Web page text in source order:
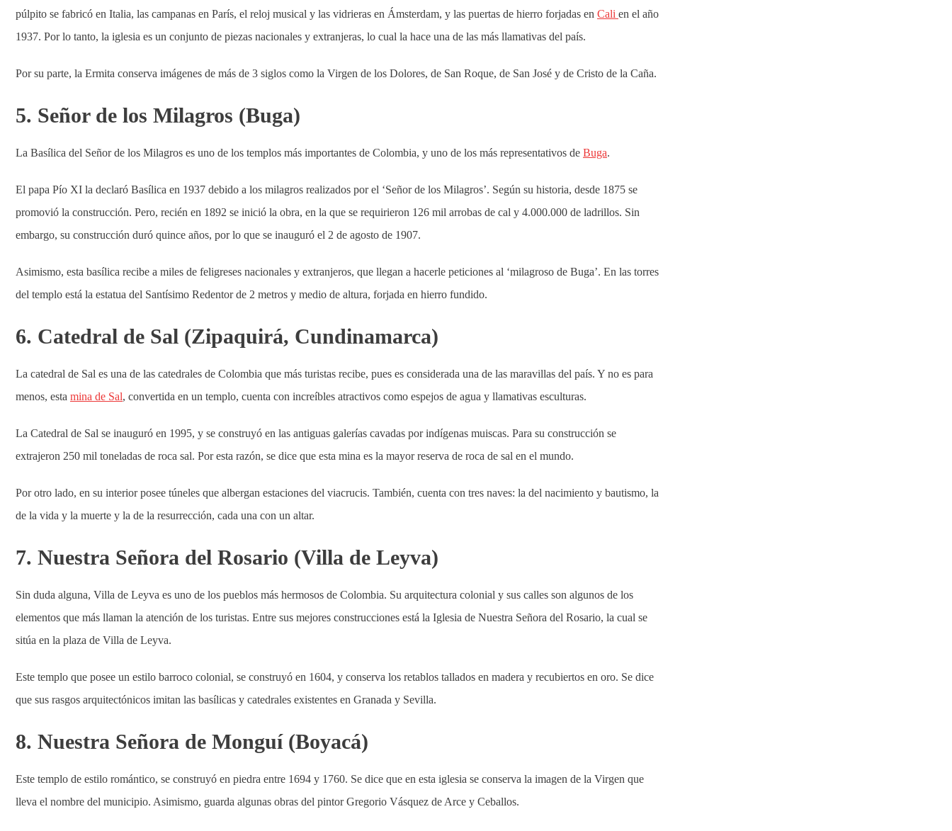
púlpito se fabricó en Italia, las campanas en París, el reloj musical y las vidrieras en Ámsterdam, y las puertas de hierro forjadas en Cali en el año
1937. Por lo tanto, la iglesia es un conjunto de piezas nacionales y extranjeras, lo cual la hace una de las más llamativas del país.
Por su parte, la Ermita conserva imágenes de más de 3 siglos como la Virgen de los Dolores, de San Roque, de San José y de Cristo de la Caña.
5. Señor de los Milagros (Buga)
La Basílica del Señor de los Milagros es uno de los templos más importantes de Colombia, y uno de los más representativos de Buga.
El papa Pío XI la declaró Basílica en 1937 debido a los milagros realizados por el ‘Señor de los Milagros’. Según su historia, desde 1875 se
promovió la construcción. Pero, recién en 1892 se inició la obra, en la que se requirieron 126 mil arrobas de cal y 4.000.000 de ladrillos. Sin
embargo, su construcción duró quince años, por lo que se inauguró el 2 de agosto de 1907.
Asimismo, esta basílica recibe a miles de feligreses nacionales y extranjeros, que llegan a hacerle peticiones al ‘milagroso de Buga’. En las torres
del templo está la estatua del Santísimo Redentor de 2 metros y medio de altura, forjada en hierro fundido.
6. Catedral de Sal (Zipaquirá, Cundinamarca)
La catedral de Sal es una de las catedrales de Colombia que más turistas recibe, pues es considerada una de las maravillas del país. Y no es para
menos, esta mina de Sal, convertida en un templo, cuenta con increíbles atractivos como espejos de agua y llamativas esculturas.
La Catedral de Sal se inauguró en 1995, y se construyó en las antiguas galerías cavadas por indígenas muiscas. Para su construcción se
extrajeron 250 mil toneladas de roca sal. Por esta razón, se dice que esta mina es la mayor reserva de roca de sal en el mundo.
Por otro lado, en su interior posee túneles que albergan estaciones del viacrucis. También, cuenta con tres naves: la del nacimiento y bautismo, la
de la vida y la muerte y la de la resurrección, cada una con un altar.
7. Nuestra Señora del Rosario (Villa de Leyva)
Sin duda alguna, Villa de Leyva es uno de los pueblos más hermosos de Colombia. Su arquitectura colonial y sus calles son algunos de los
elementos que más llaman la atención de los turistas. Entre sus mejores construcciones está la Iglesia de Nuestra Señora del Rosario, la cual se
sitúa en la plaza de Villa de Leyva.
Este templo que posee un estilo barroco colonial, se construyó en 1604, y conserva los retablos tallados en madera y recubiertos en oro. Se dice
que sus rasgos arquitectónicos imitan las basílicas y catedrales existentes en Granada y Sevilla.
8. Nuestra Señora de Monguí (Boyacá)
Este templo de estilo romántico, se construyó en piedra entre 1694 y 1760. Se dice que en esta iglesia se conserva la imagen de la Virgen que
lleva el nombre del municipio. Asimismo, guarda algunas obras del pintor Gregorio Vásquez de Arce y Ceballos.